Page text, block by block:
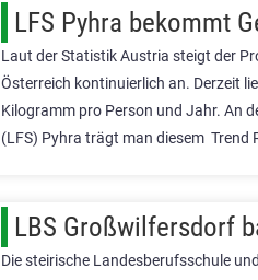
LFS Pyhra bekommt
Laut der Statistik Austria steigt der
Österreich kontinuierlich an. Derzeit
Kilogramm pro Person und Jahr. An
(LFS) Pyhra trägt man diesem Trend
LBS Großwilfersdorf
Die steirische Landesberufsschule